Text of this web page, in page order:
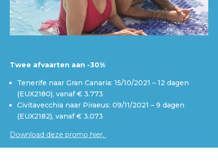
Twee afvaarten aan -30%
Tenerife naar Gran Canaria: 15/10/2021 – 12 dagen
(EUX2180), vanaf € 3.773
Civitavecchia naar Piraeus: 09/11/2021 – 9 dagen
(EUX2182), vanaf € 3.073
Download deze promo hier.